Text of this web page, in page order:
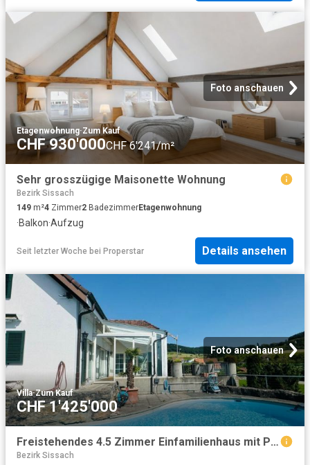
Foto anschauen
Etagenwohnung·Zum Kauf
CHF 930'000CHF 6'241/m²
Sehr grosszügige Maisonette Wohnung
Bezirk Sissach
149 m²4 Zimmer2 BadezimmerEtagenwohnung
·Balkon·Aufzug
Seit letzter Woche bei Properstar Details ansehen
Foto anschauen
Villa·Zum Kauf
CHF 1'425'000
Freistehendes 4.5 Zimmer Einfamilienhaus mit Pool, Sauna, Wintergarten, Doppelgarage & Aussicht
Bezirk Sissach